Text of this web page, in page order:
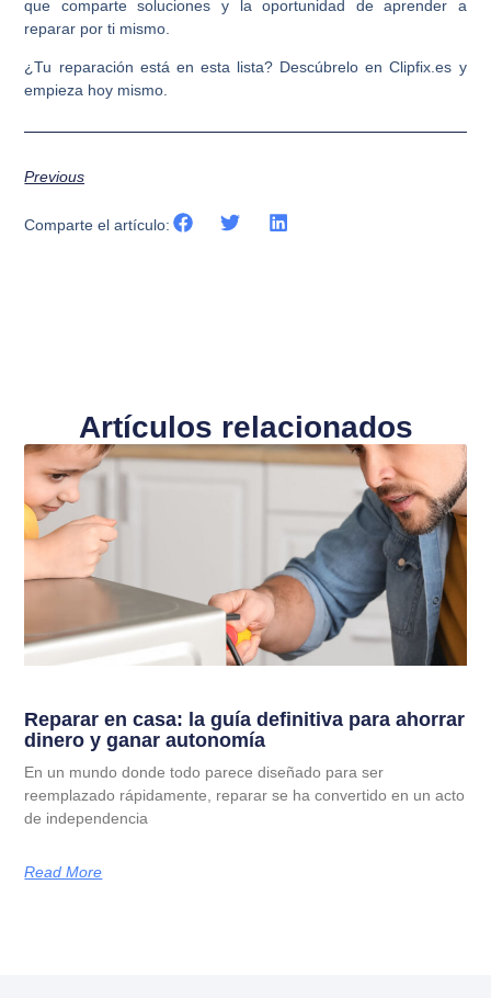
que comparte soluciones y la oportunidad de aprender a
reparar por ti mismo.
¿Tu reparación está en esta lista? Descúbrelo en Clipfix.es y
empieza hoy mismo.
Previous
Comparte el artículo:
Artículos relacionados
Reparar en casa: la guía definitiva para ahorrar
dinero y ganar autonomía
En un mundo donde todo parece diseñado para ser
reemplazado rápidamente, reparar se ha convertido en un acto
de independencia
Read More